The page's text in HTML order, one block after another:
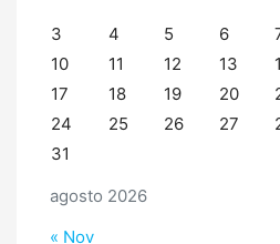
agosto 2026
3
4 5 6
10
11 12 13
17
18 19 20
24
25 26 27
31
« Nov